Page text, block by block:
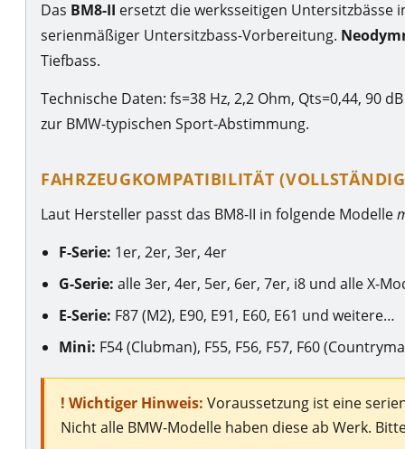
Das BM8-II ersetzt die werksseitigen Untersitzbässe
serienmäßiger Untersitzbass-Vorbereitung.
Tiefbass.
Technische Daten: fs=38 Hz, 2,2 Ohm, Qts=0,44, 90
zur BMW-typischen Sport-Abstimmung.
FAHRZEUGKOMPATIBILITÄT
Laut Hersteller passt das BM8-II in folgende Modelle
F-Serie: 1er, 2er, 3er, 4er
G-Serie: alle 3er, 4er, 5er, 6er, 7er, i8 und alle X-
E-Serie: F87 (M2), E90, E91, E60, E61 und weitere…
Mini: F54 (Clubman), F55, F56, F57, F60
! Wichtiger Hinweis: Voraussetzung ist eine
Nicht alle BMW-Modelle haben diese ab Werk.